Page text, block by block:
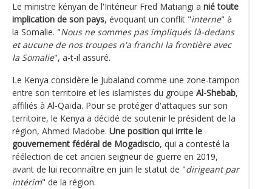
Le ministre kényan de l'Intérieur Fred Matiangi a nié toute
implication de son pays, évoquant un conflit "interne" à
la Somalie. "Nous ne sommes pas impliqués là-dedans
et aucune de nos troupes n'a franchi la frontière avec
la Somalie", a-t-il assuré.
Le Kenya considère le Jubaland comme une zone-tampon
entre son territoire et les islamistes du groupe Al-Shebab,
affiliés à Al-Qaïda. Pour se protéger d'attaques sur son
territoire, le Kenya a décidé de soutenir le président de la
région, Ahmed Madobe. Une position qui irrite le
gouvernement fédéral de Mogadiscio, qui a contesté la
réélection de cet ancien seigneur de guerre en 2019,
avant de lui reconnaître en juin le statut de "dirigeant par
intérim" de la région.